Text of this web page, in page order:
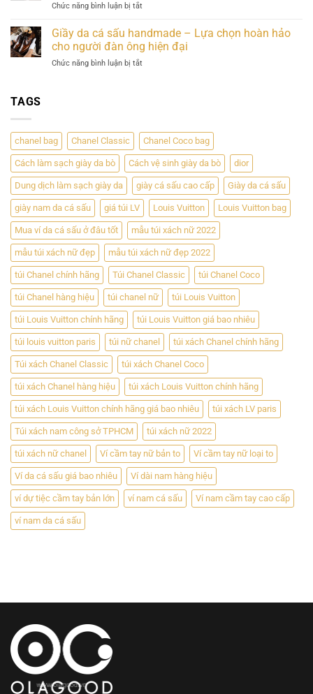
Vững
Hợp
Hảo
Giữa
cá
–
Sự
đẳng
cấp
Chức năng bình luận bị tắtở
Lưng
Da
Cá
Sấu
Cho
Đấng
Mày
Râu
Giầy da cá sấu handmade – Lựa chọn hoàn hảo
cho người đàn ông hiện đại
Chức năng bình luận bị tắtở
–
Lựa
chọn
hoàn
hảo
cho
người
đàn
ông
hiện
đại
TAGS
chanel bag Chanel Classic Chanel Coco bag
Cách làm sạch giày da bò Cách vệ sinh giày da bò dior
Dung dịch làm sạch giày da giày cá sấu cao cấp Giày da cá sấu
giày nam da cá sấu giá túi LV Louis Vuitton Louis Vuitton bag
Mua ví da cá sấu ở đâu tốt mẫu túi xách nữ 2022
mẫu túi xách nữ đẹp mẫu túi xách nữ đẹp 2022
túi Chanel chính hãng Túi Chanel Classic túi Chanel Coco
túi Chanel hàng hiệu túi chanel nữ túi Louis Vuitton
túi Louis Vuitton chính hãng túi Louis Vuitton giá bao nhiêu
túi louis vuitton paris túi nữ chanel túi xách Chanel chính hãng
Túi xách Chanel Classic túi xách Chanel Coco
túi xách Chanel hàng hiệu túi xách Louis Vuitton chính hãng
túi xách Louis Vuitton chính hãng giá bao nhiêu túi xách LV paris
Túi xách nam công sở TPHCM túi xách nữ 2022
túi xách nữ chanel Ví cầm tay nữ bản to Ví cầm tay nữ loại to
Ví da cá sấu giá bao nhiêu Ví dài nam hàng hiệu
ví dự tiệc cầm tay bản lớn ví nam cá sấu Ví nam cầm tay cao cấp
ví nam da cá sấu